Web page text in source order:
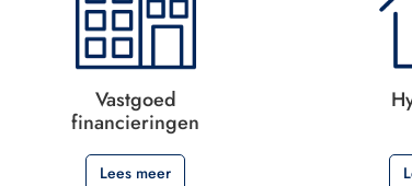
Vastgoed
financieringen
Lees meer